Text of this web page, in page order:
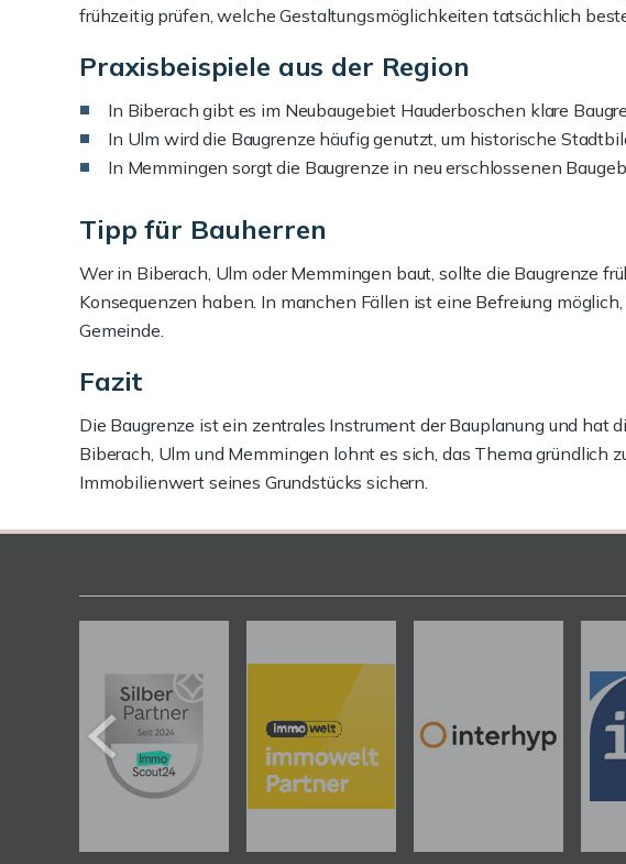
frühzeitig prüfen, welche Gestaltungsmöglichkeiten tatsächlich
Praxisbeispiele aus der Region
In Biberach gibt es im Neubaugebiet Hauderboschen klare
In Ulm wird die Baugrenze häufig genutzt, um historische
In Memmingen sorgt die Baugrenze in neu erschlossenen
Tipp für Bauherren
Wer in Biberach, Ulm oder Memmingen baut, sollte die Baugrenze
Konsequenzen haben. In manchen Fällen ist eine Befreiung
Gemeinde.
Fazit
Die Baugrenze ist ein zentrales Instrument der Bauplanung und
Biberach, Ulm und Memmingen lohnt es sich, das Thema gründlich
Immobilienwert seines Grundstücks sichern.